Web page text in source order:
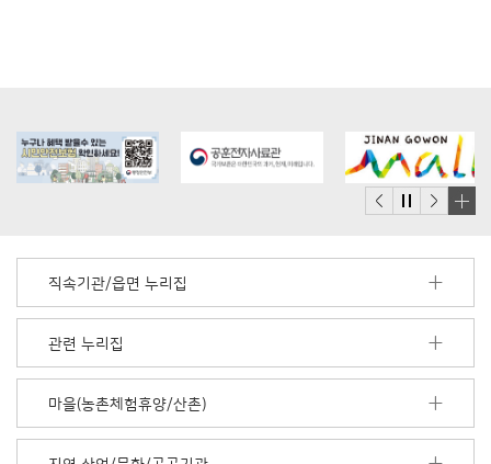
더
기
직속기관/읍면 누리집
관련 누리집
마을(농촌체험휴양/산촌)